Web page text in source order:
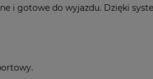
i gotowe do wyjazdu. Dzięki